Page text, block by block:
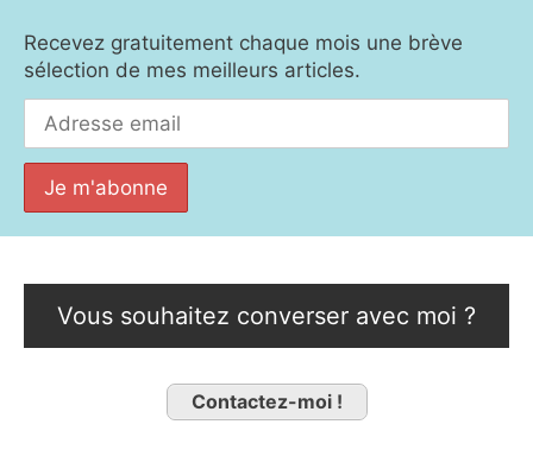
Recevez gratuitement chaque mois une brève
sélection de mes meilleurs articles.
Vous souhaitez converser avec moi ?
Contactez-moi !